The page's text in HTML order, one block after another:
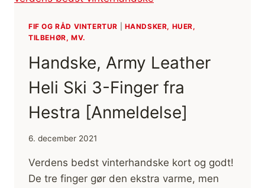
FIF OG RÅD VINTERTUR
HANDSKER, HUER,
TILBEHØR, MV.
Handske, Army Leather
Heli Ski 3-Finger fra
Hestra [Anmeldelse]
6. december 2021
Verdens bedst vinterhandske kort og godt!
De tre finger gør den ekstra varme, men